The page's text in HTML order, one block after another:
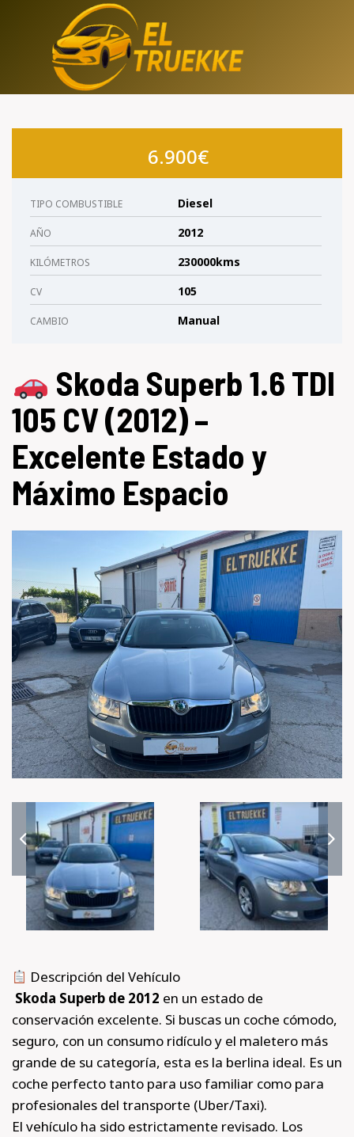
contenido
6.900€
TIPO COMBUSTIBLE Diesel
AÑO 2012
KILÓMETROS 230000kms
CV 105
CAMBIO Manual
Skoda Superb 1.6 TDI
105 CV (2012) –
Excelente Estado y
Máximo Espacio
Descripción del Vehículo
Skoda Superb de 2012 en un estado de
conservación excelente. Si buscas un coche cómodo,
seguro, con un consumo ridículo y el maletero más
grande de su categoría, esta es la berlina ideal. Es un
coche perfecto tanto para uso familiar como para
profesionales del transporte (Uber/Taxi).
El vehículo ha sido estrictamente revisado. Los